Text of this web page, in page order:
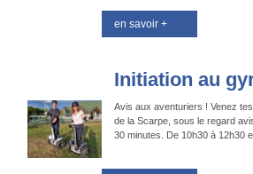
en savoir +
Initiation au
Avis aux aventuriers ! Venez
de la Scarpe, sous le regard
30 minutes. De 10h30 à 12h30